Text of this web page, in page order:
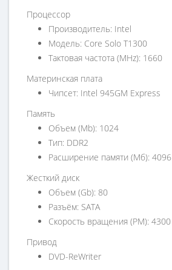
Процессор
Производитель: Intel
Модель: Core Solo T1300
Тактовая частота (MHz): 1660
Материнская плата
Чипсет: Intel 945GM Express
Память
Объем (Mb): 1024
Тип: DDR2
Расширение памяти (Мб): 4096
Жесткий диск
Объем (Gb): 80
Разъём: SATA
Скорость вращения (PM): 4300
Привод
DVD-ReWriter